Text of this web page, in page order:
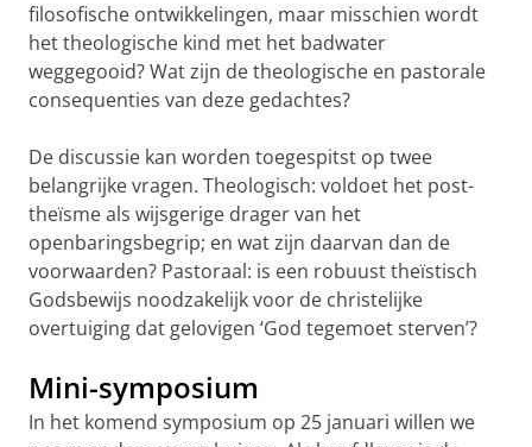
filosofische ontwikkelingen, maar misschien wordt
het theologische kind met het badwater
weggegooid? Wat zijn de theologische en pastorale
consequenties van deze gedachtes?
De discussie kan worden toegespitst op twee
belangrijke vragen. Theologisch: voldoet het post-
theïsme als wijsgerige drager van het
openbaringsbegrip; en wat zijn daarvan dan de
voorwaarden? Pastoraal: is een robuust theïstisch
Godsbewijs noodzakelijk voor de christelijke
overtuiging dat gelovigen ‘God tegemoet sterven’?
Mini-symposium
In het komend symposium op 25 januari willen we